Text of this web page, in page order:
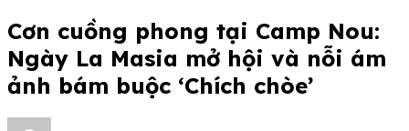
Cơn cuồng phong tại Camp Nou:
Ngày La Masia mở hội và nỗi ám
ảnh bám buộc ‘Chích chòe’